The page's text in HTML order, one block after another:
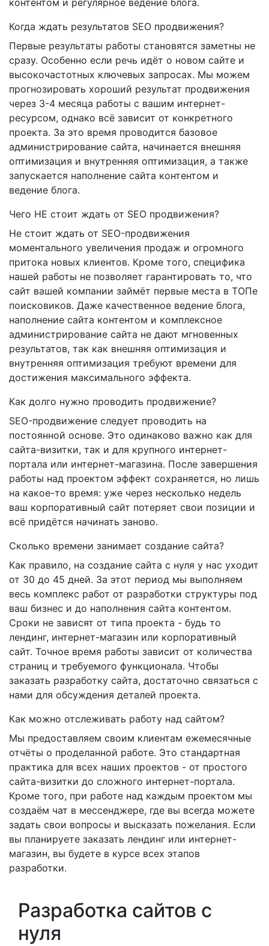
Когда ждать результатов SEO продвижения?
Первые результаты работы становятся заметны не
сразу. Особенно если речь идёт о новом сайте и
высокочастотных ключевых запросах. Мы можем
прогнозировать хороший результат продвижения
через 3-4 месяца работы с вашим интернет-
ресурсом, однако всё зависит от конкретного
проекта. За это время проводится базовое
администрирование сайта, начинается внешняя
оптимизация и внутренняя оптимизация, а также
запускается наполнение сайта контентом и
ведение блога.
Чего НЕ стоит ждать от SEO продвижения?
Не стоит ждать от SEO-продвижения
моментального увеличения продаж и огромного
притока новых клиентов. Кроме того, специфика
нашей работы не позволяет гарантировать то, что
сайт вашей компании займёт первые места в ТОПе
поисковиков. Даже качественное ведение блога,
наполнение сайта контентом и комплексное
администрирование сайта не дают мгновенных
результатов, так как внешняя оптимизация и
внутренняя оптимизация требуют времени для
достижения максимального эффекта.
Как долго нужно проводить продвижение?
SEO-продвижение следует проводить на
постоянной основе. Это одинаково важно как для
сайта-визитки, так и для крупного интернет-
портала или интернет-магазина. После завершения
работы над проектом эффект сохраняется, но лишь
на какое-то время: уже через несколько недель
ваш корпоративный сайт потеряет свои позиции и
всё придётся начинать заново.
Сколько времени занимает создание сайта?
Как правило, на создание сайта с нуля у нас уходит
от 30 до 45 дней. За этот период мы выполняем
весь комплекс работ от разработки структуры под
ваш бизнес и до наполнения сайта контентом.
Сроки не зависят от типа проекта - будь то
лендинг, интернет-магазин или корпоративный
сайт. Точное время работы зависит от количества
страниц и требуемого функционала. Чтобы
заказать разработку сайта, достаточно связаться с
нами для обсуждения деталей проекта.
Как можно отслеживать работу над сайтом?
Мы предоставляем своим клиентам ежемесячные
отчёты о проделанной работе. Это стандартная
практика для всех наших проектов - от простого
сайта-визитки до сложного интернет-портала.
Кроме того, при работе над каждым проектом мы
создаём чат в мессенджере, где вы всегда можете
задать свои вопросы и высказать пожелания. Если
вы планируете заказать лендинг или интернет-
магазин, вы будете в курсе всех этапов
разработки.
Разработка сайтов с
нуля